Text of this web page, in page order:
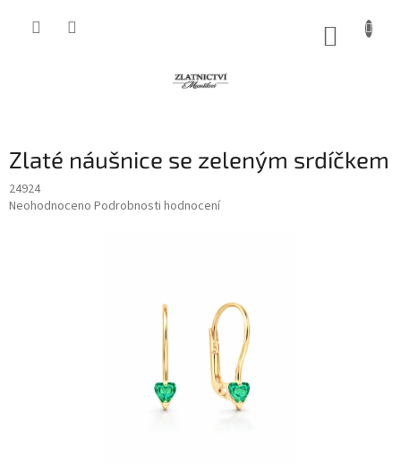
Zlaté náušnice se zeleným srdíčkem
24924
Průměrné
Neohodnoceno Podrobnosti hodnocení